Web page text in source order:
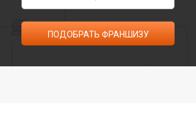
Рейтинг франшиз
Все франшизы списком
ПОДОБРАТЬ ФРАНШИЗУ